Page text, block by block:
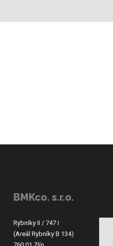
BMKco. s.r.o.
Rybníky II / 747 I
(Areál Rybníky B 134)